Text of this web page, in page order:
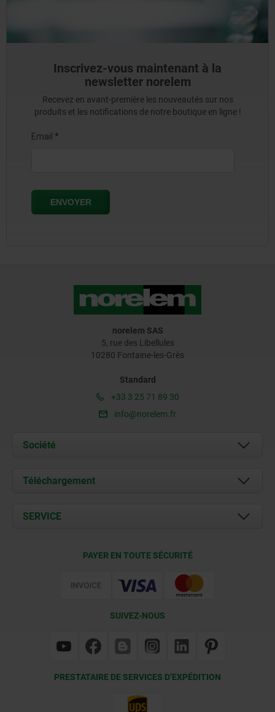
Inscrivez-vous maintenant à la
newsletter norelem
Recevez en avant-première les nouveautés sur nos
produits et les notifications de notre boutique en ligne !
norelem SAS
5, rue des Libellules
10280 Fontaine-les-Grès
Standard
+33 3 25 71 89 30
info@norelem.fr
Société
À propos de nous
Contact
Téléchargement
Documents
SERVICE
PAYER EN TOUTE SÉCURITÉ
SUIVEZ-NOUS
PRESTATAIRE DE SERVICES D’EXPÉDITION